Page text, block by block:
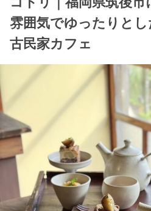
雰囲気でゆったりと
古民家カフェ